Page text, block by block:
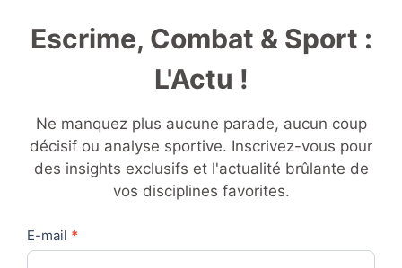
Escrime, Combat & Sport :
L'Actu !
Ne manquez plus aucune parade, aucun coup
décisif ou analyse sportive. Inscrivez-vous pour
des insights exclusifs et l'actualité brûlante de
vos disciplines favorites.
Contact
Us
E-mail *